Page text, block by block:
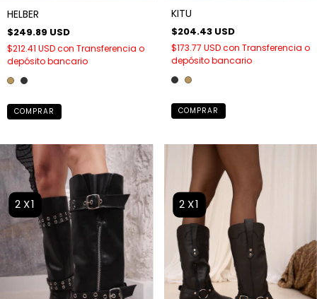
HELBER
$249.89 USD
$212.41 USDcon Transferencia o
depósito bancario
COMPRAR
KITU
$204.43 USD
$173.77 USDcon Transferencia o
depósito bancario
COMPRAR
2X1 2X1